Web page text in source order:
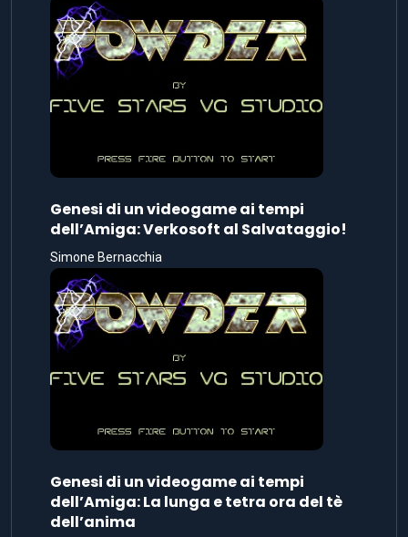
Genesi di un videogame ai tempi
dell’Amiga: Verkosoft al Salvataggio!
Simone Bernacchia
Genesi di un videogame ai tempi
dell’Amiga: La lunga e tetra ora del tè
dell’anima